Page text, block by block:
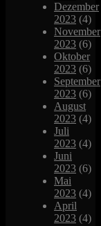
Dezember
2023 (4)
November
2023 (6)
Oktober
2023 (6)
September
2023 (6)
August
2023 (4)
Juli
2023 (4)
Juni
2023 (6)
Mai
2023 (4)
April
2023 (4)